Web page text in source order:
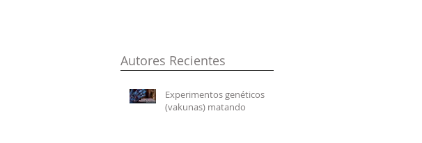
Autores Recientes
Experimentos genéticos
(vakunas) matando